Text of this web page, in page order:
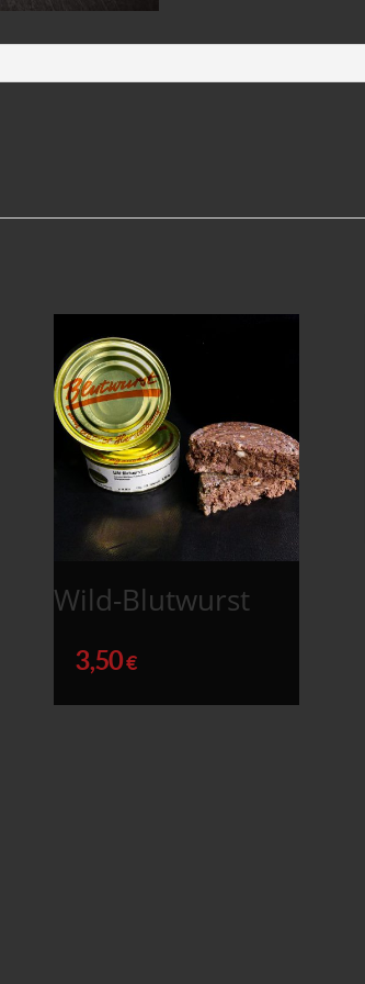
Wild-Blutwurst
3,50€